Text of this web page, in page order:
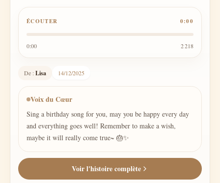
ÉCOUTER 0:00
0:00 2 218
De :Lisa 14/12/2025
Voix du Cœur
Sing a birthday song for you, may you be happy every day
and everything goes well! Remember to make a wish,
maybe it will really come true~ 🎂✨
Voir l'histoire complète